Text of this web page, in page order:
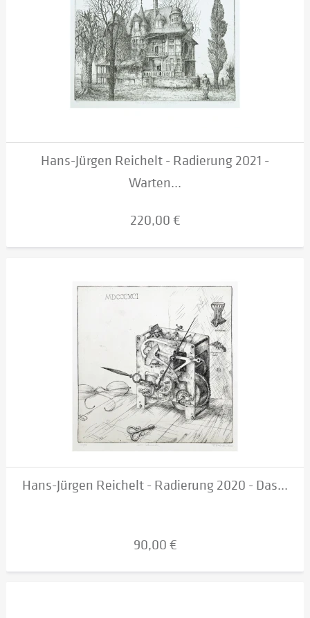
Hans-Jürgen Reichelt - Radierung 2021 -
Warten...
220,00 €
Hans-Jürgen Reichelt - Radierung 2020 - Das...
90,00 €